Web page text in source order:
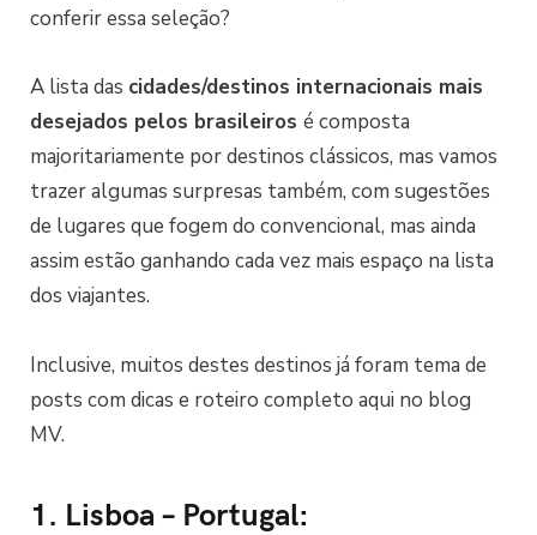
conferir essa seleção?
A lista das cidades/destinos internacionais mais
desejados pelos brasileiros é composta
majoritariamente por destinos clássicos, mas vamos
trazer algumas surpresas também, com sugestões
de lugares que fogem do convencional, mas ainda
assim estão ganhando cada vez mais espaço na lista
dos viajantes.
Inclusive, muitos destes destinos já foram tema de
posts com dicas e roteiro completo aqui no blog
MV.
1. Lisboa – Portugal: